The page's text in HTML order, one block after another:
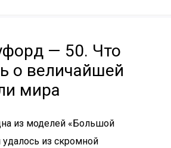
— 50. Что
о величайшей
мира
из моделей «Большой
удалось из скромной